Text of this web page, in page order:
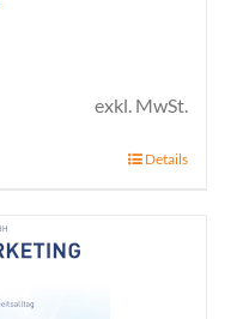
exkl. MwSt.
Details